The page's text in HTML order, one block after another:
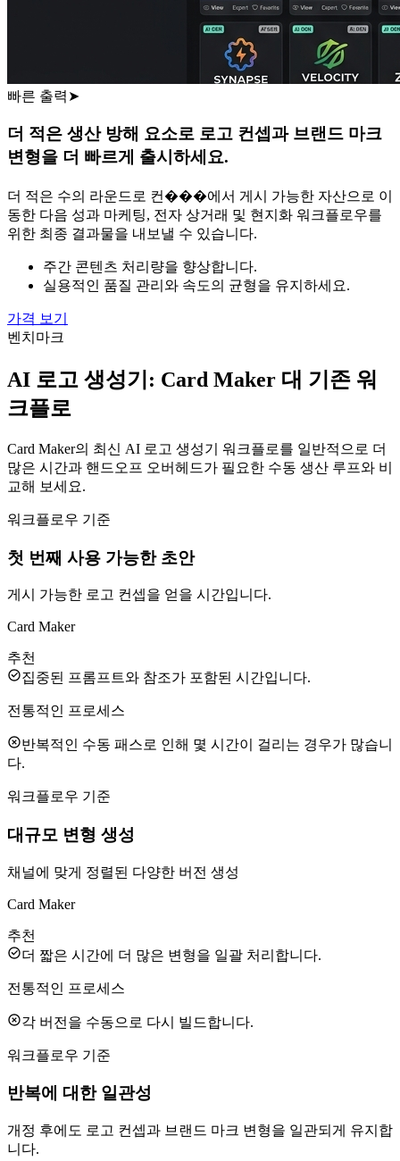
빠른 출력 ➤
더 적은 생산 방해 요소로 로고 컨셉과 브랜드 마크
변형을 더 빠르게 출시하세요.
더 적은 수의 라운드로 컨���에서 게시 가능한 자산으로 이
동한 다음 성과 마케팅, 전자 상거래 및 현지화 워크플로우를
위한 최종 결과물을 내보낼 수 있습니다.
주간 콘텐츠 처리량을 향상합니다.
실용적인 품질 관리와 속도의 균형을 유지하세요.
가격 보기
벤치마크
AI 로고 생성기: Card Maker 대 기존 워
크플로
Card Maker의 최신 AI 로고 생성기 워크플로를 일반적으로 더
많은 시간과 핸드오프 오버헤드가 필요한 수동 생산 루프와 비
교해 보세요.
워크플로우 기준
첫 번째 사용 가능한 초안
게시 가능한 로고 컨셉을 얻을 시간입니다.
Card Maker
추천
집중된 프롬프트와 참조가 포함된 시간입니다.
전통적인 프로세스
반복적인 수동 패스로 인해 몇 시간이 걸리는 경우가 많습니
다.
워크플로우 기준
대규모 변형 생성
채널에 맞게 정렬된 다양한 버전 생성
Card Maker
추천
더 짧은 시간에 더 많은 변형을 일괄 처리합니다.
전통적인 프로세스
각 버전을 수동으로 다시 빌드합니다.
워크플로우 기준
반복에 대한 일관성
개정 후에도 로고 컨셉과 브랜드 마크 변형을 일관되게 유지합
니다.